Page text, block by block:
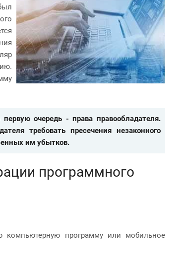
очередь - права правообладателя.
требовать пресечения незаконного
им убытков.
программного
компьютерную программу или мобильное